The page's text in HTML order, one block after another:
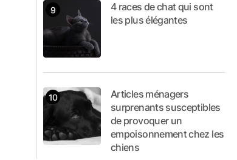
4 races de chat qui sont
les plus élégantes
Articles ménagers
surprenants susceptibles
de provoquer un
empoisonnement chez les
chiens